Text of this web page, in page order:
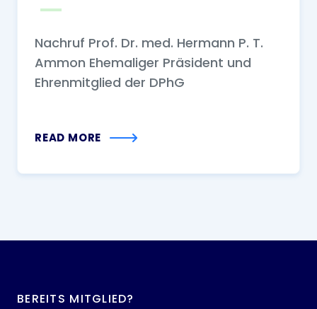
Nachruf Prof. Dr. med. Hermann P. T.
Ammon Ehemaliger Präsident und
Ehrenmitglied der DPhG
READ MORE
BEREITS MITGLIED?